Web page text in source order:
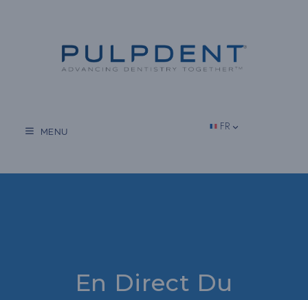
MENU FR
En Direct Du